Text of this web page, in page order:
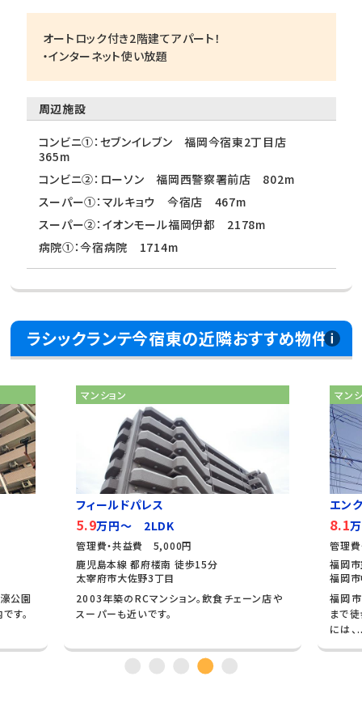
オートロック付き2階建てアパート！
・インターネット使い放題
周辺施設
コンビニ①：セブンイレブン 福岡今宿東2丁目店
365m
コンビニ②：ローソン 福岡西警察署前店 802m
スーパー①：マルキョウ 今宿店 467m
スーパー②：イオンモール福岡伊都 2178m
病院①：今宿病院 1714m
ラシックランテ今宿東の近隣おすすめ物件
公園
す。
マンション
フィールドパレス
5.9万円～ 2LDK
管理費・共益費 5,000円
鹿児島本線 都府楼南 徒歩15分
太宰府市大佐野3丁目
2003年築のRCマンション。飲食チェーン店や
スーパーも近いです。
マン
エン
8.1
管理
福岡
福岡
福岡
まで
には、